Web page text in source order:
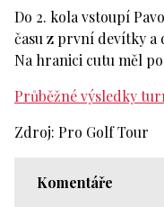
Do 2. kola vstoupí
času z první devítky a
Na hranici cutu měl
Průběžné výsledky
Zdroj: Pro Golf Tour
Komentáře